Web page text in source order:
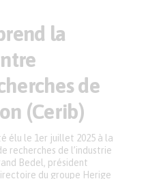
la
de
(Cerib)
élu le 1er juillet 2025 à la
recherches de l’industrie
Bedel, président
du groupe Herige